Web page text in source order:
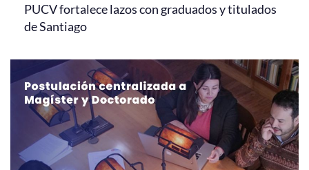
PUCV fortalece lazos con graduados y titulados
de Santiago